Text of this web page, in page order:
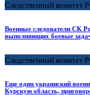
Следственный комитет
Военные следователи СК
выполняющих боевые
Следственный комитет
Еще один украинский
Курскую область,